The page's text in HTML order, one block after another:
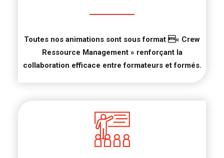
Toutes nos animations sont sous format « Crew
Ressource Management » renforçant la
collaboration efficace entre formateurs et formés.